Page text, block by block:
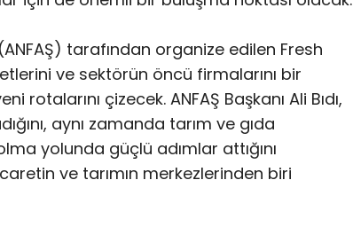
tarafından organize edilen Fresh
ve sektörün öncü firmalarını bir
çizecek. ANFAŞ Başkanı Ali Bıdı,
aynı zamanda tarım ve gıda
yolunda güçlü adımlar attığını
ve tarımın merkezlerinden biri